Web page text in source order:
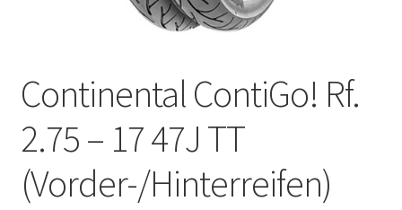
Continental ContiGo! Rf.
2.75 – 17 47J TT
(Vorder-/Hinterreifen)